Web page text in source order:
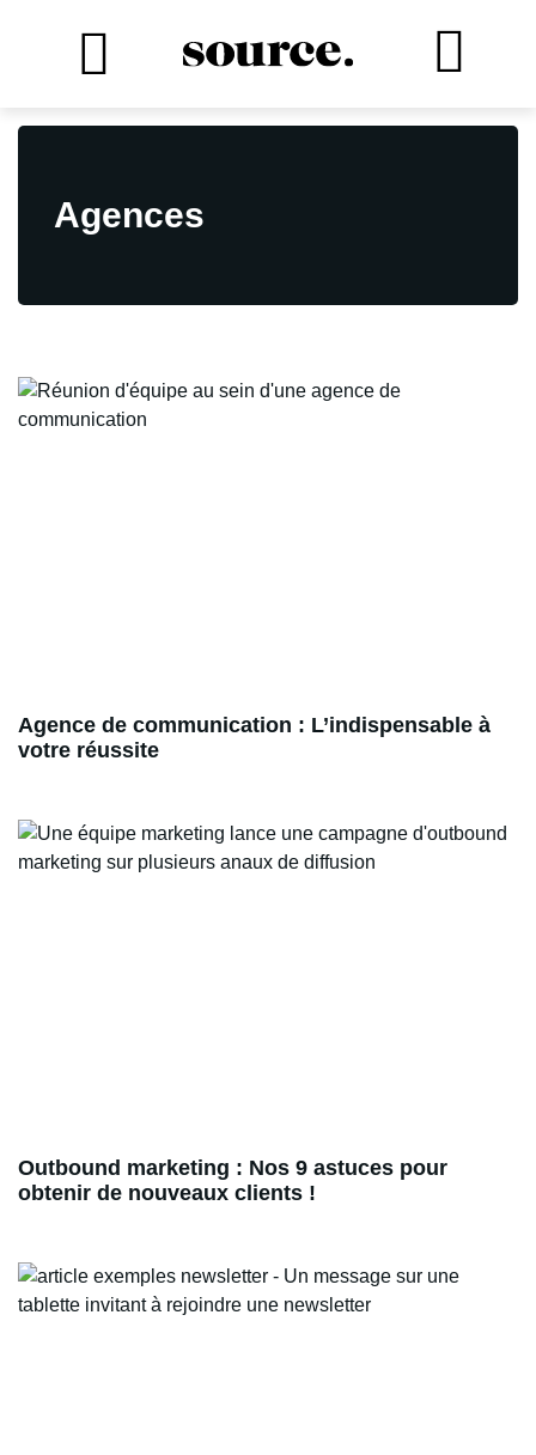
Agences
Agence de communication : L’indispensable à
votre réussite
Outbound marketing : Nos 9 astuces pour
obtenir de nouveaux clients !